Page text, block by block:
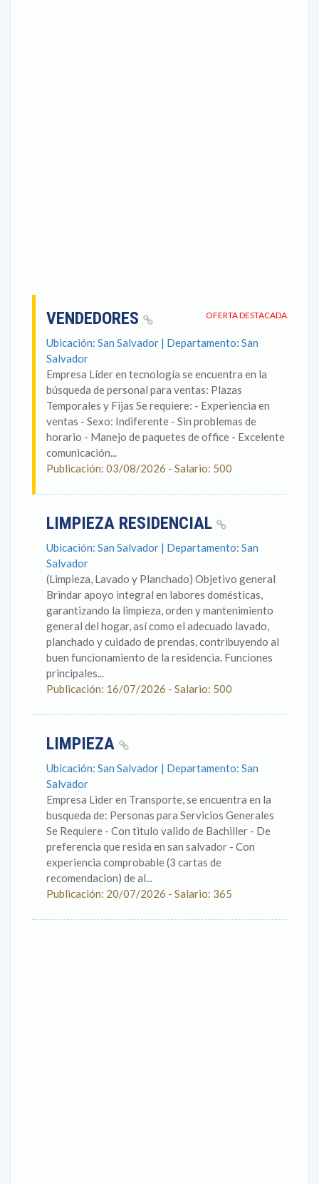
OFERTA DESTACADA
VENDEDORES
Ubicación: San Salvador | Departamento: San
Salvador
Empresa Líder en tecnología se encuentra en la
búsqueda de personal para ventas: Plazas
Temporales y Fijas Se requiere: - Experiencia en
ventas - Sexo: Indiferente - Sin problemas de
horario - Manejo de paquetes de office - Excelente
comunicación...
Publicación: 03/08/2026 - Salario: 500
LIMPIEZA RESIDENCIAL
Ubicación: San Salvador | Departamento: San
Salvador
(Limpieza, Lavado y Planchado) Objetivo general
Brindar apoyo integral en labores domésticas,
garantizando la limpieza, orden y mantenimiento
general del hogar, así como el adecuado lavado,
planchado y cuidado de prendas, contribuyendo al
buen funcionamiento de la residencia. Funciones
principales...
Publicación: 16/07/2026 - Salario: 500
LIMPIEZA
Ubicación: San Salvador | Departamento: San
Salvador
Empresa Lider en Transporte, se encuentra en la
busqueda de: Personas para Servicios Generales
Se Requiere - Con titulo valido de Bachiller - De
preferencia que resida en san salvador - Con
experiencia comprobable (3 cartas de
recomendacion) de al...
Publicación: 20/07/2026 - Salario: 365